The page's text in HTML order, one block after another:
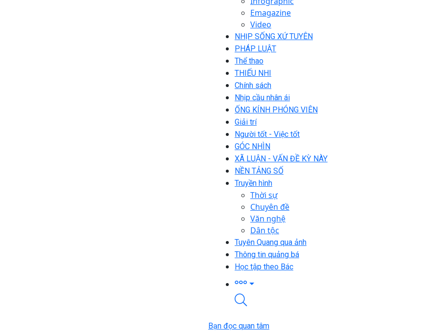
Emagazine
Video
NHỊP SỐNG XỨ TUYÊN
PHÁP LUẬT
Thể thao
THIẾU NHI
Chính sách
Nhịp cầu nhân ái
ỐNG KÍNH PHÓNG VIÊN
Giải trí
Người tốt - Việc tốt
GÓC NHÌN
XÃ LUẬN - VẤN ĐỀ KỲ NÀY
NỀN TẢNG SỐ
Truyền hình
Thời sự
Chuyên đề
Văn nghệ
Dân tộc
Tuyên Quang qua ảnh
Thông tin quảng bá
Học tập theo Bác
Bạn đọc quan tâm